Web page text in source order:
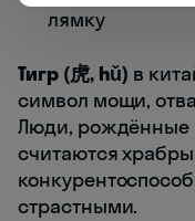
лямку
Тигр (虎, hǔ) в
символ мощи,
Люди, рождённые
считаются
страстными.